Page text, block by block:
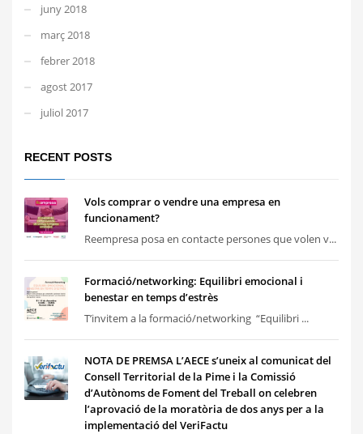
juny 2018
març 2018
febrer 2018
agost 2017
juliol 2017
RECENT POSTS
Vols comprar o vendre una empresa en
funcionament?
Reempresa posa en contacte persones que volen v...
Formació/networking: Equilibri emocional i
benestar en temps d’estrès
T’invitem a la formació/networking “Equilibri ...
NOTA DE PREMSA L’AECE s’uneix al comunicat del
Consell Territorial de la Pime i la Comissió
d’Autònoms de Foment del Treball on celebren
l’aprovació de la moratòria de dos anys per a la
implementació del VeriFactu